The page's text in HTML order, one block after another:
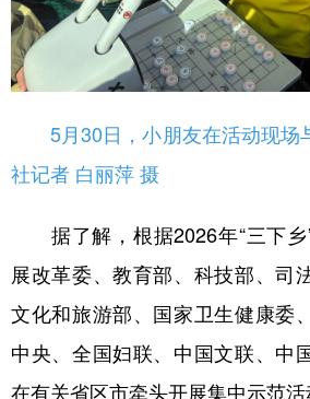
5月30日，小朋友在活动现场
社记者 白丽萍 摄
据了解，根据2026年“三下乡
展改革委、教育部、科技部、司
文化和旅游部、国家卫生健康委
中央、全国妇联、中国文联、中
在有关省区市牵头开展集中示范活